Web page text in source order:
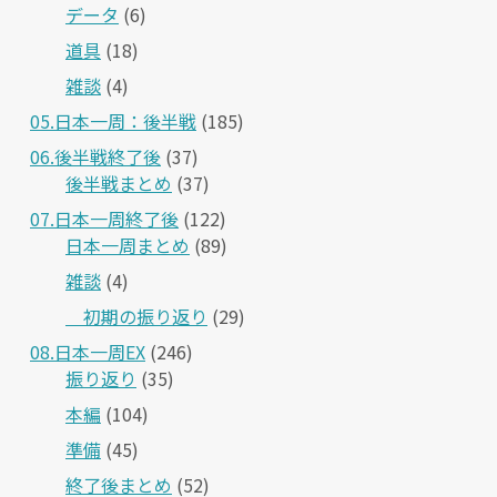
データ (6)
道具 (18)
雑談 (4)
05.日本一周：後半戦 (185)
06.後半戦終了後 (37)
後半戦まとめ (37)
07.日本一周終了後 (122)
日本一周まとめ (89)
雑談 (4)
＿初期の振り返り (29)
08.日本一周EX (246)
振り返り (35)
本編 (104)
準備 (45)
終了後まとめ (52)